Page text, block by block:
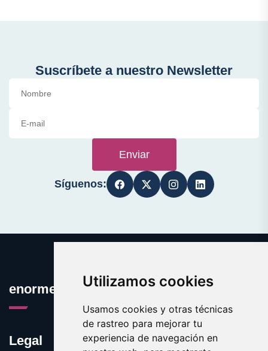
Utilizamos cookies
Usamos cookies y otras técnicas
de rastreo para mejorar tu
experiencia de navegación en
Suscríbete a nuestro Newsletter
Enviar
Síguenos:
enormes.es
Legal